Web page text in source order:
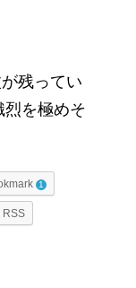
残ってい
烈を極めそ
1
RSS